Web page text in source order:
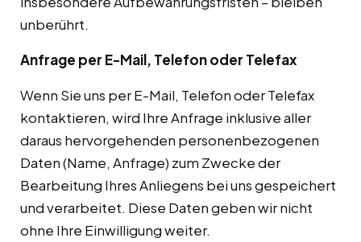
unberührt.
Anfrage per E-Mail, Telefon oder Telefax
Wenn Sie uns per E-Mail, Telefon oder Telefax
kontaktieren, wird Ihre Anfrage inklusive aller
daraus hervorgehenden personenbezogenen
Daten (Name, Anfrage) zum Zwecke der
Bearbeitung Ihres Anliegens bei uns gespeichert
und verarbeitet. Diese Daten geben wir nicht
ohne Ihre Einwilligung weiter.